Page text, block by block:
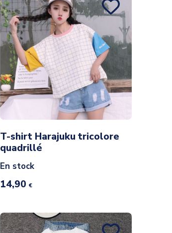
T-shirt Harajuku tricolore
quadrillé
En stock
14,90 €